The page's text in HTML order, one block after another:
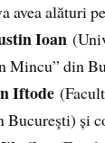
avea alături
Ioan
Mincu” din
Iftode
Bucureşti) și